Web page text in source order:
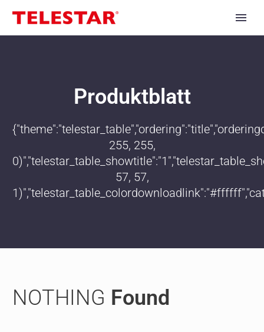
Produktblatt
255, 255,
57, 57,
NOTHING Found